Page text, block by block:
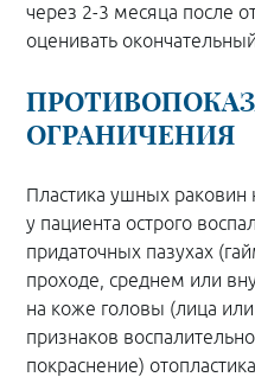
через 2-3 месяца после
оценивать
ОГРАНИЧЕНИЯ
Пластика ушных раковин
у пациента острого
придаточных пазухах
проходе, среднем или
на коже головы (лица или
признаков
покраснение)